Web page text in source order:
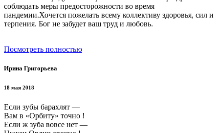
соблюдать меры предосторожности во время
пандемии.Хочется пожелать всему коллективу здоровья, сил и
терпения. Бог не забудет ваш труд и любовь.
Посмотреть полностью
Ирина Григорьева
18 мая 2018
Если зубы барахлят —
Вам в «Орбиту» точно !
Если ж зуба вовсе нет —